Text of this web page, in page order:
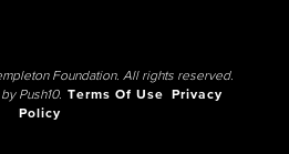
Foundation. All rights reserved.
Push10. Terms Of Use
Privacy
Policy